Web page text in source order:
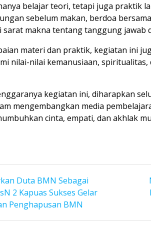
belajar teori, tetapi juga praktik
sebelum makan, berdoa
sarat makna tentang tanggung jawab
materi dan praktik, kegiatan ini
nilai-nilai kemanusiaan,
kegiatan ini, diharapkan
mengembangkan media
cinta, empati, dan akhlak
Duta BMN Sebagai
2 Kapuas Sukses Gelar
Penghapusan BMN